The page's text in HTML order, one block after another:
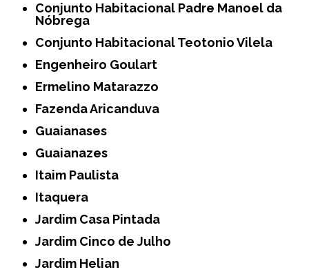
Conjunto Habitacional Padre Manoel da
Nóbrega
Conjunto Habitacional Teotonio Vilela
Engenheiro Goulart
Ermelino Matarazzo
Fazenda Aricanduva
Guaianases
Guaianazes
Itaim Paulista
Itaquera
Jardim Casa Pintada
Jardim Cinco de Julho
Jardim Helian